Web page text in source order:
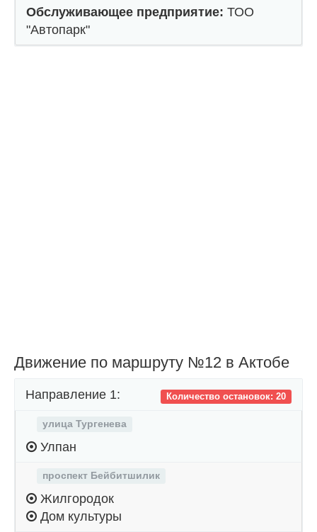
Обслуживающее предприятие: ТОО
"Автопарк"
Движение по маршруту №12 в Актобе
Количество остановок: 20
Направление 1:
улица Тургенева
Улпан
проспект Бейбитшилик
Жилгородок
Дом культуры